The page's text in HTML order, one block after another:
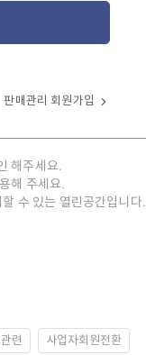
판매관리 회원가입
해주세요.
해 주세요.
수 있는 열린공간입니다.
련 사업자회원전환